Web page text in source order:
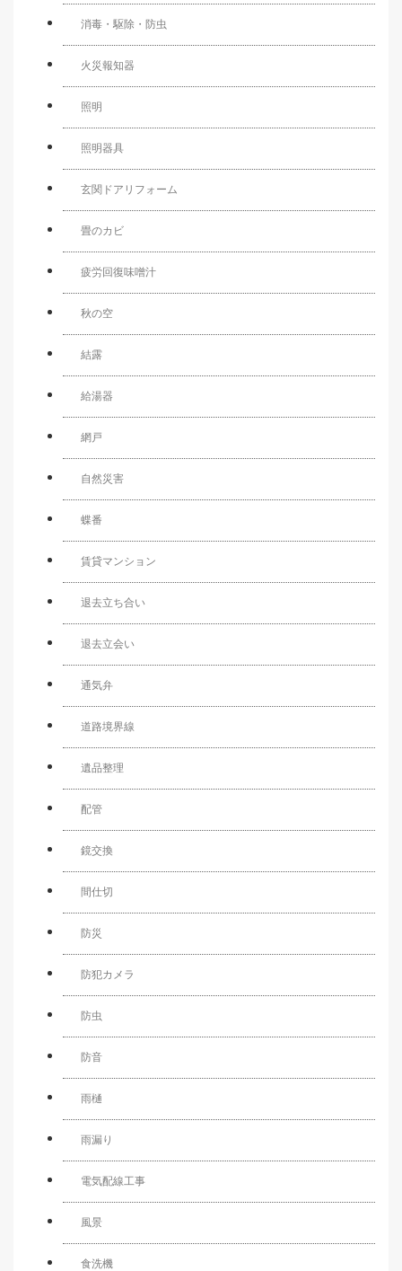
消毒・駆除・防虫
火災報知器
照明
照明器具
玄関ドアリフォーム
畳のカビ
疲労回復味噌汁
秋の空
結露
給湯器
網戸
自然災害
蝶番
賃貸マンション
退去立ち合い
退去立会い
通気弁
道路境界線
遺品整理
配管
鏡交換
間仕切
防災
防犯カメラ
防虫
防音
雨樋
雨漏り
電気配線工事
風景
食洗機